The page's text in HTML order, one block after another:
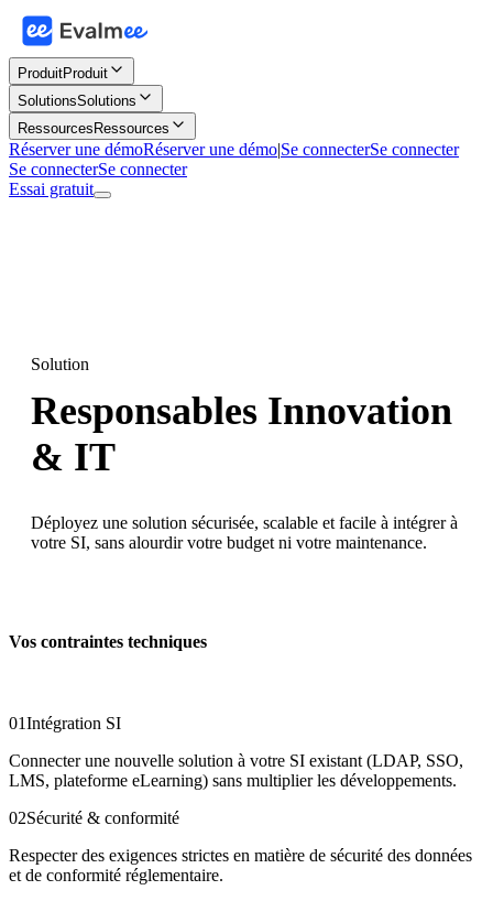
ProduitProduit
SolutionsSolutions
Ressources Ressources
Réserver une démoRéserver une démo|Se connecterSe connecter
Se connecterSe connecter
Essai gratuit
Solution
Responsables Innovation
& IT
Déployez une solution sécurisée, scalable et facile à intégrer à
votre SI, sans alourdir votre budget ni votre maintenance.
Vos contraintes techniques
01Intégration SI
Connecter une nouvelle solution à votre SI existant (LDAP, SSO,
LMS, plateforme eLearning) sans multiplier les développements.
02Sécurité & conformité
Respecter des exigences strictes en matière de sécurité des données
et de conformité réglementaire.